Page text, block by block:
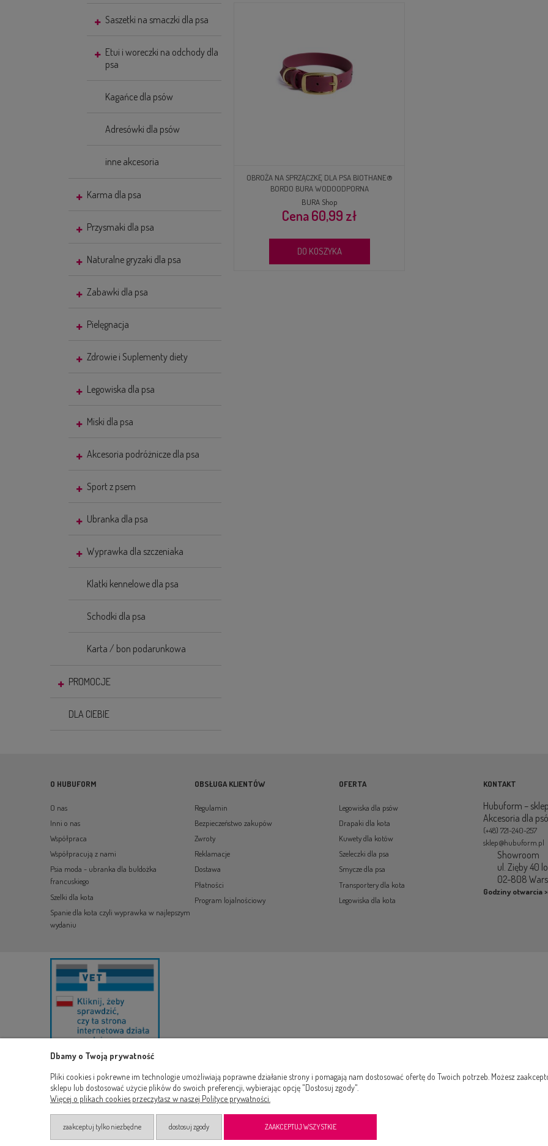
Saszetki na smaczki dla psa
Etui i woreczki na odchody dla
psa
Kagańce dla psów
Adresówki dla psów
inne akcesoria
Karma dla psa
Przysmaki dla psa
Naturalne gryzaki dla psa
Zabawki dla psa
Pielęgnacja
Zdrowie i Suplementy diety
Legowiska dla psa
Miski dla psa
Akcesoria podróżnicze dla psa
Sport z psem
Ubranka dla psa
Wyprawka dla szczeniaka
Klatki kennelowe dla psa
Schodki dla psa
Karta / bon podarunkowa
PROMOCJE
DLA CIEBIE
OBROŻA NA SPRZĄCZKĘ DLA PSA BIOTHANE®
BORDO BURA WODOODPORNA
BURA Shop
60,99 zł
DO KOSZYKA
O HUBUFORM
O nas
Inni o nas
Współpraca
Współpracują z nami
Psia moda - ubranka dla buldożka
francuskiego
Szelki dla kota
Spanie dla kota czyli wyprawka w najlepszym
wydaniu
OBSŁUGA KLIENTÓW
Regulamin
Bezpieczeństwo zakupów
Zwroty
Reklamacje
Dostawa
Płatności
Program lojalnościowy
OFERTA
Legowiska dla psów
Drapaki dla kota
Kuwety dla kotów
Szeleczki dla psa
Smycze dla psa
Transportery dla kota
Legowiska dla kota
KONTAKT
Hubuform –
Akcesoria dla
(+48) 721-240-257
sklep@hubuform.pl
Showroom
ul. Zięby 40
02-808
Godziny otwarcia
2019-2024 Wszelkie prawa zastrzeżone ®
Dbamy o Twoją prywatność
Pliki cookies i pokrewne im technologie umożliwiają poprawne działanie strony i pomagają nam dostosować ofertę do Twoich potrzeb. Możesz
sklepu lub dostosować użycie plików do swoich preferencji, wybierając opcję "Dostosuj zgody".
Więcej o plikach cookies przeczytasz w naszej Polityce prywatności.
zaakceptuj tylko niezbędne dostosuj zgody ZAAKCEPTUJ WSZYSTKIE